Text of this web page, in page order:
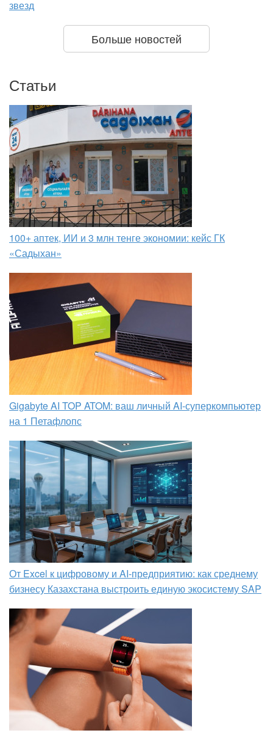
звезд
Больше новостей
Статьи
100+ аптек, ИИ и 3 млн тенге экономии: кейс ГК
«Садыхан»
Gigabyte AI TOP ATOM: ваш личный AI-суперкомпьютер
на 1 Петафлопс
От Excel к цифровому и AI‑предприятию: как среднему
бизнесу Казахстана выстроить единую экосистему SAP